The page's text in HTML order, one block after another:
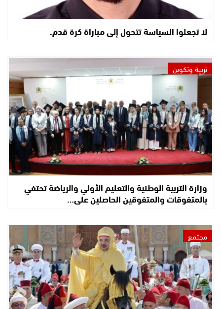
لا تجعلوا السياسة تتحول إلى مباراة كرة قدم.
تربية وتكوين
وزارة التربية الوطنية والتعليم الأولي والرياضة تحتفي
بالمتفوقات والمتفوقين الحاصلين على…
مجتمع